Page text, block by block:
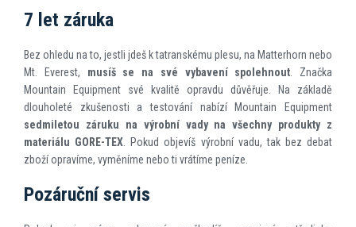
7 let záruka
Bez ohledu na to, jestli jdeš k tatranskému plesu, na Matterhorn nebo
Mt. Everest, musíš se na své vybavení spolehnout. Značka
Mountain Equipment své kvalitě opravdu důvěřuje. Na základě
dlouholeté zkušenosti a testování nabízí Mountain Equipment
sedmiletou záruku na výrobní vady na všechny produkty z
materiálu GORE-TEX. Pokud objevíš výrobní vadu, tak bez debat
zboží opravíme, vyměníme nebo ti vrátíme peníze.
Pozáruční servis